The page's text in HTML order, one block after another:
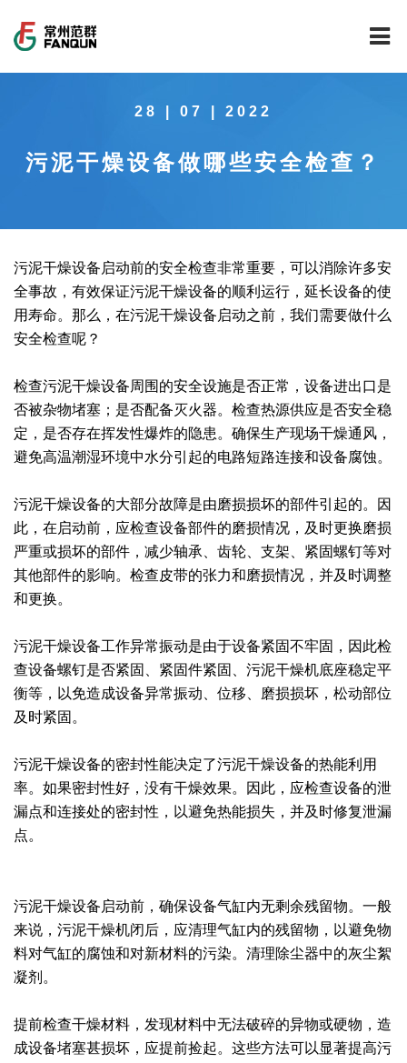
公司荣誉
范群文化
公司大事记
载体催化剂全自动生产线系列
回转圆筒干燥焙烧系列
气流干燥系列
喷雾干燥机系列
带式干燥焙烧系列
圆盘干燥机系列
桨叶式干燥系列
载体干燥系列
滚筒干燥系列
沸腾干燥系列
管束干燥系列
干燥配套装置
新能源新材料行业
制药行业
食品行业
环保行业
化工行业
技术中心
工程实验室
工程技术中心
质量监督技术中心
新闻中心
范群新闻
行业新闻
技术专栏
服务中心
常见问题
社会责任
全球契约组织成员
节能环保
公益支持
社会责任报告
社会责任
绿色发展
绿色供应链
联系我们
联系我们
28 | 07 | 2022
污泥干燥设备做哪些安全检查？
污泥干燥设备启动前的安全检查非常重要，可以消除许多安
全事故，有效保证污泥干燥设备的顺利运行，延长设备的使
用寿命。那么，在污泥干燥设备启动之前，我们需要做什么
安全检查呢？
检查污泥干燥设备周围的安全设施是否正常，设备进出口是
否被杂物堵塞；是否配备灭火器。检查热源供应是否安全稳
定，是否存在挥发性爆炸的隐患。确保生产现场干燥通风，
避免高温潮湿环境中水分引起的电路短路连接和设备腐蚀。
污泥干燥设备的大部分故障是由磨损损坏的部件引起的。因
此，在启动前，应检查设备部件的磨损情况，及时更换磨损
严重或损坏的部件，减少轴承、齿轮、支架、紧固螺钉等对
其他部件的影响。检查皮带的张力和磨损情况，并及时调整
和更换。
污泥干燥设备工作异常振动是由于设备紧固不牢固，因此检
查设备螺钉是否紧固、紧固件紧固、污泥干燥机底座稳定平
衡等，以免造成设备异常振动、位移、磨损损坏，松动部位
及时紧固。
污泥干燥设备的密封性能决定了污泥干燥设备的热能利用
率。如果密封性好，没有干燥效果。因此，应检查设备的泄
漏点和连接处的密封性，以避免热能损失，并及时修复泄漏
点。
污泥干燥设备启动前，确保设备气缸内无剩余残留物。一般
来说，污泥干燥机闭后，应清理气缸内的残留物，以避免物
料对气缸的腐蚀和对新材料的污染。清理除尘器中的灰尘絮
凝剂。
提前检查干燥材料，发现材料中无法破碎的异物或硬物，造
成设备堵塞甚损坏，应提前捡起。这些方法可以显著提高污